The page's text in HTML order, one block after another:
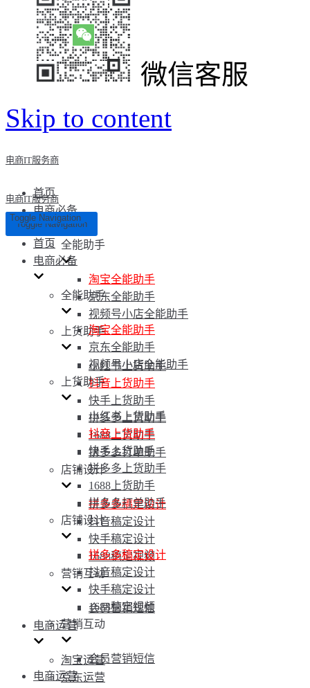
微信客服
Skip to content
电商IT服务商
首页
电商必备
全能助手
淘宝全能助手
京东全能助手
视频号小店全能助手
上货助手
小红书上货助手
抖音上货助手
快手上货助手
拼多多上货助手
1688上货助手
拼多多打单助手
店铺设计
拼多多稿定设计
抖音稿定设计
快手稿定设计
1688稿定视频
营销互动
会员营销短信
电商运营
淘宝运营
京东运营
电商IT服务商
Toggle Navigation
Toggle Navigation
首页
电商必备
全能助手
淘宝全能助手
京东全能助手
视频号小店全能助手
上货助手
小红书上货助手
抖音上货助手
快手上货助手
拼多多上货助手
1688上货助手
拼多多打单助手
店铺设计
拼多多稿定设计
抖音稿定设计
快手稿定设计
1688稿定视频
营销互动
会员营销短信
电商运营